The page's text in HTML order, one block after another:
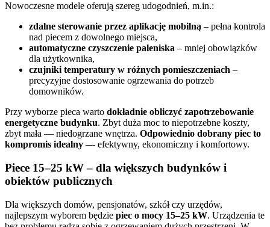
Nowoczesne modele oferują szereg udogodnień, m.in.:
zdalne sterowanie przez aplikację mobilną – pełna kontrola
nad piecem z dowolnego miejsca,
automatyczne czyszczenie paleniska – mniej obowiązków
dla użytkownika,
czujniki temperatury w różnych pomieszczeniach –
precyzyjne dostosowanie ogrzewania do potrzeb
domowników.
Przy wyborze pieca warto dokładnie obliczyć zapotrzebowanie
energetyczne budynku. Zbyt duża moc to niepotrzebne koszty,
zbyt mała — niedogrzane wnętrza. Odpowiednio dobrany piec to
kompromis idealny — efektywny, ekonomiczny i komfortowy.
Piece 15–25 kW – dla większych budynków i
obiektów publicznych
Dla większych domów, pensjonatów, szkół czy urzędów,
najlepszym wyborem będzie piec o mocy 15–25 kW. Urządzenia te